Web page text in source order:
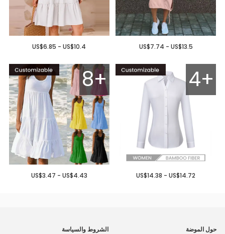
US$7.74 - US$13.5
US$6.85 - US$10.4
4+
US$14.38 - US$14.72
8+
US$3.47 - US$4.43
حول الموضة الشروط والسياسة